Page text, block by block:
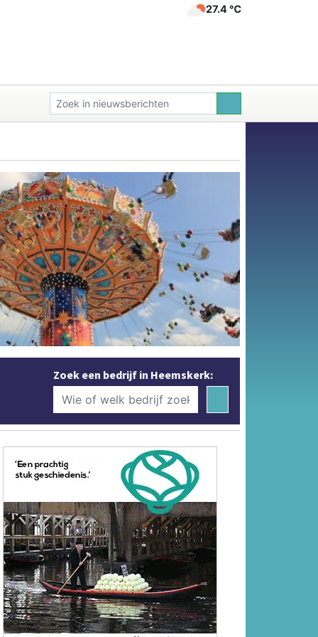
27.4 ℃
Zoek een bedrijf in Heemskerk: